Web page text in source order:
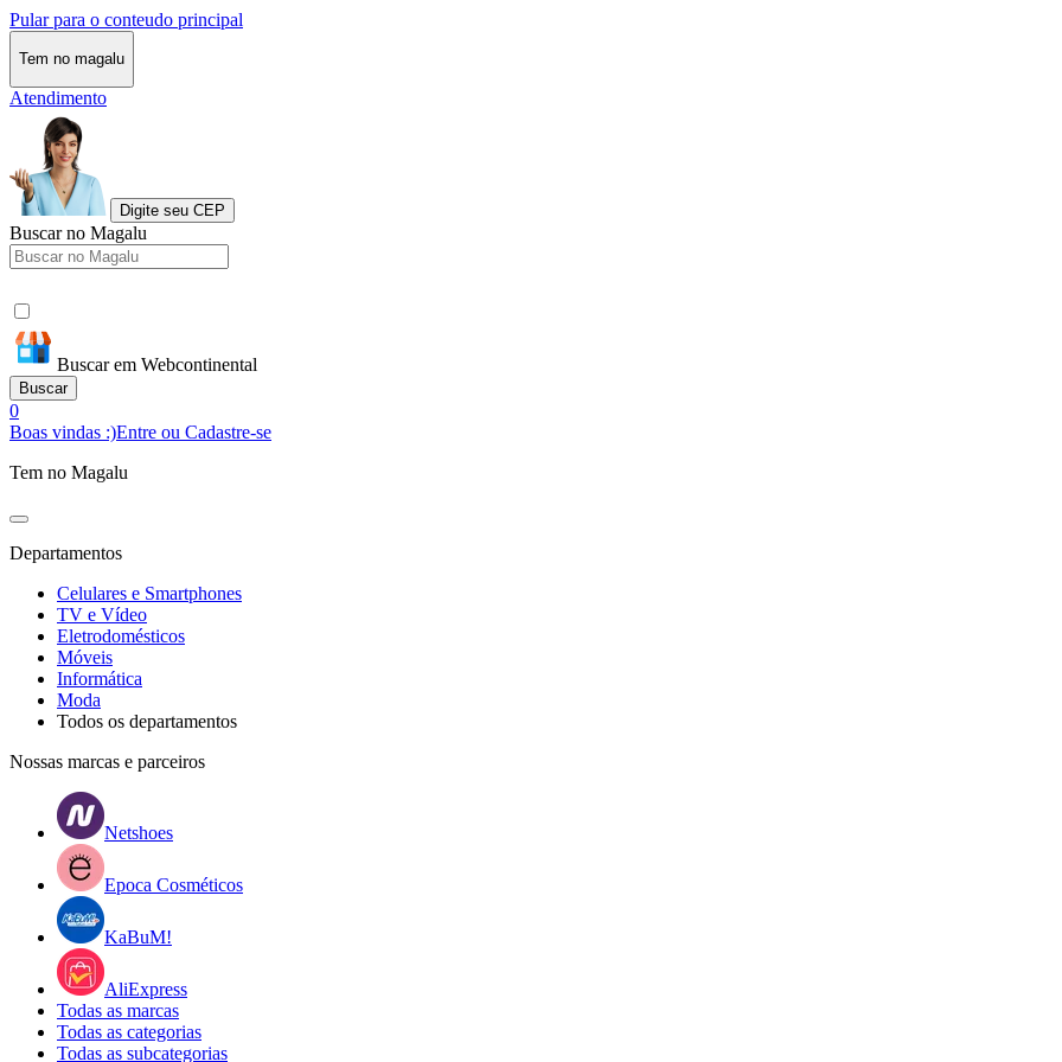
Pular para o conteudo principal
Tem no magalu
Atendimento
Digite seu CEP
Buscar no Magalu
Buscar em Webcontinental
Buscar
0
Boas vindas :)Entre ou Cadastre-se
Tem no Magalu
Departamentos
Celulares e Smartphones
TV e Vídeo
Eletrodomésticos
Móveis
Informática
Moda
Todos os departamentos
Nossas marcas e parceiros
Netshoes
Epoca Cosméticos
KaBuM!
AliExpress
Todas as marcas
Todas as categorias
Todas as subcategorias